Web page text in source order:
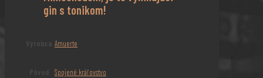
gin s tonikom!
Amuerte
Spojené kráľovstvo